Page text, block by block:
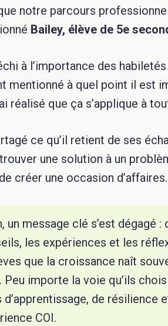
notre parcours
Bailey, élève de 5e
à l’importance des
mentionné à quel point il est
réalisé que ça s’applique à
ce qu’il retient de ses
une solution à un
créer une occasion
un message clé s’est dégagé :
les expériences et les
que la croissance naît
importe la voie qu’ils
de résilience
COI.